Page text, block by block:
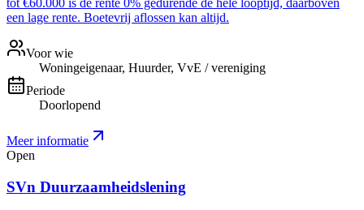
tot €60.000 is de rente 0% gedurende de hele looptijd, daarboven
een lage rente. Boetevrij aflossen kan altijd.
Voor wie
Woningeigenaar, Huurder, VvE / vereniging
Periode
Doorlopend
Meer informatie
Open
SVn Duurzaamheidslening